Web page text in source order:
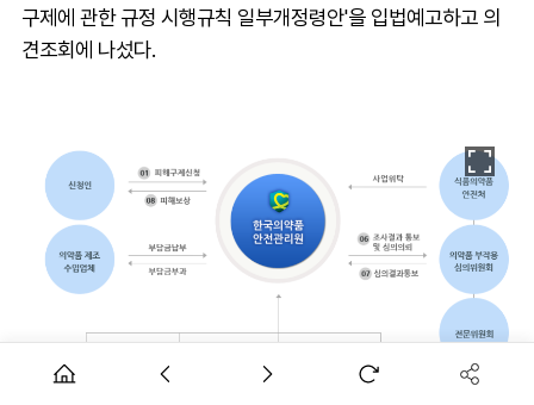
구제에 관한 규정 시행규칙 일부개정령안'을 입법예고하고 의
견조회에 나섰다.